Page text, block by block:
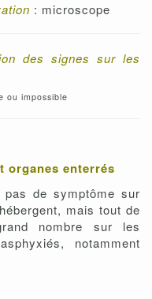
: microscope
des signes sur les
ou impossible
organes enterrés
pas de symptôme sur
mais tout de
nombre sur les
notamment